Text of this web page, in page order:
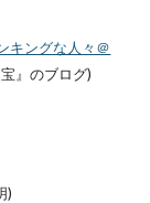
キングな人々＠
』のブログ)
)